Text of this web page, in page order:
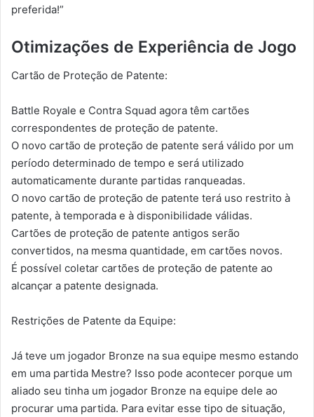
preferida!”
Otimizações de Experiência de Jogo
Cartão de Proteção de Patente:
Battle Royale e Contra Squad agora têm cartões
correspondentes de proteção de patente.
O novo cartão de proteção de patente será válido por um
período determinado de tempo e será utilizado
automaticamente durante partidas ranqueadas.
O novo cartão de proteção de patente terá uso restrito à
patente, à temporada e à disponibilidade válidas.
Cartões de proteção de patente antigos serão
convertidos, na mesma quantidade, em cartões novos.
É possível coletar cartões de proteção de patente ao
alcançar a patente designada.
Restrições de Patente da Equipe:
Já teve um jogador Bronze na sua equipe mesmo estando
em uma partida Mestre? Isso pode acontecer porque um
aliado seu tinha um jogador Bronze na equipe dele ao
procurar uma partida. Para evitar esse tipo de situação,